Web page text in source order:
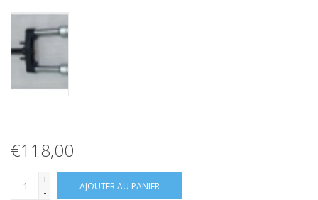
€118,00
+
-
AJOUTER AU PANIER